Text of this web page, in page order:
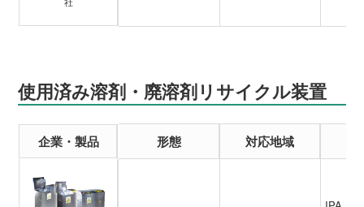
使用済み溶剤・廃溶剤リサイクル装置
企業・製品 形態 対応地域